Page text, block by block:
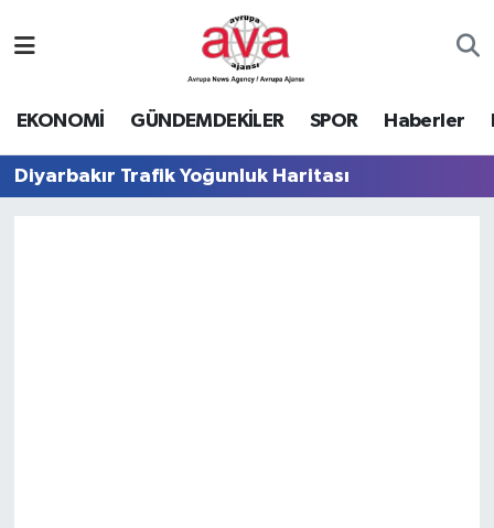
EKONOMİ GÜNDEMDEKİLER SPOR Haberler
Diyarbakır Trafik Yoğunluk Haritası
Nöbetçi Eczaneler
Namaz Vakitleri